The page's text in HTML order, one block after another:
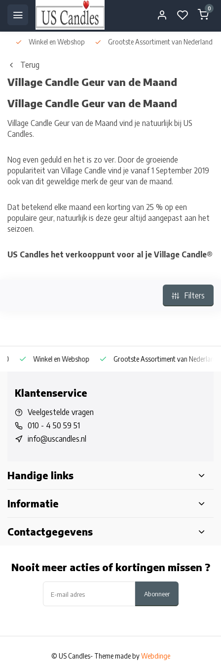
0
Winkel en Webshop Grootste Assortiment van Nederland &
Terug
Village Candle Geur van de Maand
Village Candle Geur van de Maand
Village Candle Geur van de Maand vind je natuurlijk bij US
Candles.
Nog even geduld en het is zo ver. Door de groeiende
populariteit van Village Candle vind je vanaf 1 September 2019
ook van dit geweldige merk de geur van de maand.
Dat betekend elke maand een korting van 25 % op een
populaire geur, natuurlijk is deze geur altijd aangepast aan het
seizoen.
US Candles het verkooppunt voor al je Village Candle®
Filters
Winkel en Webshop Grootste Assortiment van Nederland &
Klantenservice
Veelgestelde vragen
010 - 4 50 59 51
info@uscandles.nl
Handige links
Informatie
Contactgegevens
Nooit meer acties of kortingen missen ?
Abonneer
© US Candles- Theme made byWebdinge